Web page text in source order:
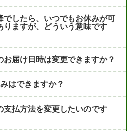
でしたら、いつでもお休みが可
りますが、どういう意味です
お届け日時は変更できますか？
はできますか？
支払方法を変更したいのです